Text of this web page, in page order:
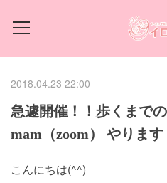
2018.04.23 22:00
急遽開催！！歩くまで
mam（zoom） やります
こんにちは(^^)